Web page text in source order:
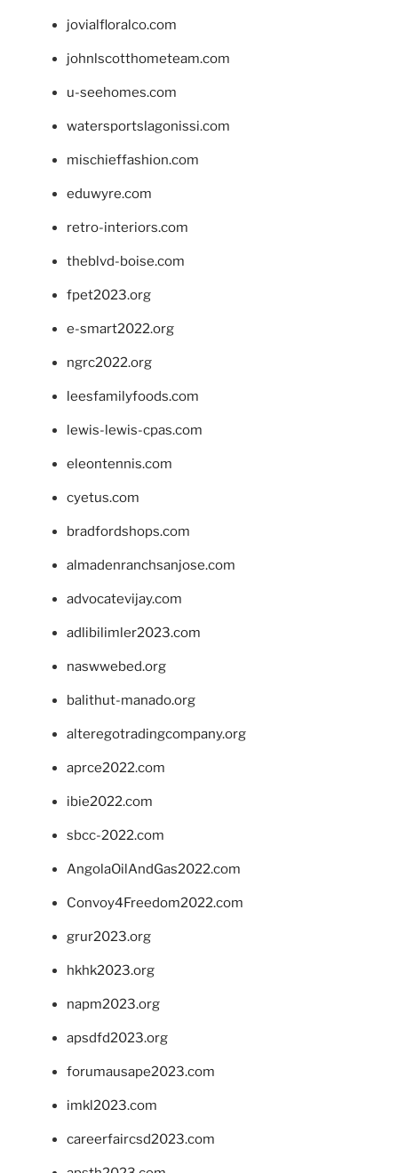
jovialfloralco.com
johnlscotthometeam.com
u-seehomes.com
watersportslagonissi.com
mischieffashion.com
eduwyre.com
retro-interiors.com
theblvd-boise.com
fpet2023.org
e-smart2022.org
ngrc2022.org
leesfamilyfoods.com
lewis-lewis-cpas.com
eleontennis.com
cyetus.com
bradfordshops.com
almadenranchsanjose.com
advocatevijay.com
adlibilimler2023.com
naswwebed.org
balithut-manado.org
alteregotradingcompany.org
aprce2022.com
ibie2022.com
sbcc-2022.com
AngolaOilAndGas2022.com
Convoy4Freedom2022.com
grur2023.org
hkhk2023.org
napm2023.org
apsdfd2023.org
forumausape2023.com
imkl2023.com
careerfaircsd2023.com